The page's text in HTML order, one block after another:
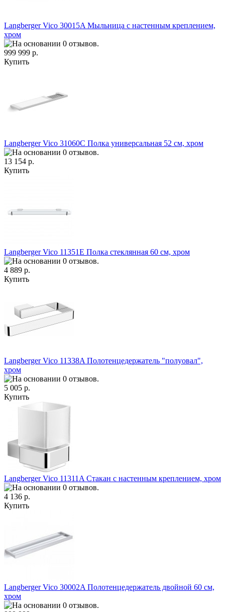
Langberger Vico 30015A Мыльница с настенным креплением,
хром
999 999 р.
Купить
Langberger Vico 31060C Полка универсальная 52 см, хром
13 154 р.
Купить
Langberger Vico 11351E Полка стеклянная 60 см, хром
4 889 р.
Купить
Langberger Vico 11338A Полотенцедержатель "полуовал",
хром
5 005 р.
Купить
Langberger Vico 11311A Стакан с настенным креплением, хром
4 136 р.
Купить
Langberger Vico 30002A Полотенцедержатель двойной 60 см,
хром